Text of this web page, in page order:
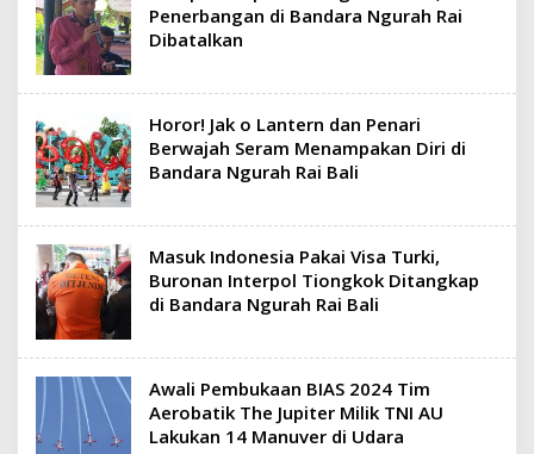
Penerbangan di Bandara Ngurah Rai
Dibatalkan
Horor! Jak o Lantern dan Penari
Berwajah Seram Menampakan Diri di
Bandara Ngurah Rai Bali
Masuk Indonesia Pakai Visa Turki,
Buronan Interpol Tiongkok Ditangkap
di Bandara Ngurah Rai Bali
Awali Pembukaan BIAS 2024 Tim
Aerobatik The Jupiter Milik TNI AU
Lakukan 14 Manuver di Udara